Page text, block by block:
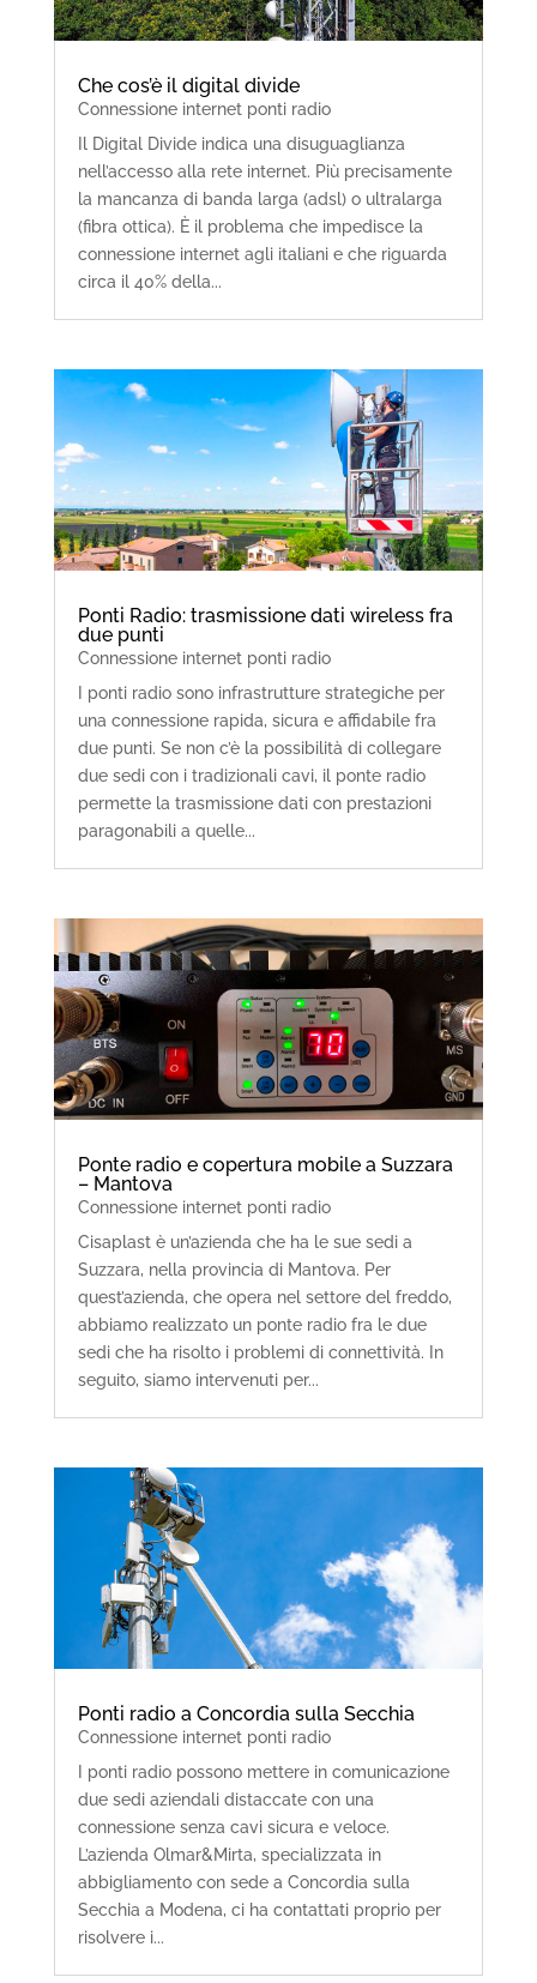
Che cos’è il digital divide
Connessione internet ponti radio
Il Digital Divide indica una disuguaglianza
nell’accesso alla rete internet. Più precisamente
la mancanza di banda larga (adsl) o ultralarga
(fibra ottica). È il problema che impedisce la
connessione internet agli italiani e che riguarda
circa il 40% della...
Ponti Radio: trasmissione dati wireless fra
due punti
Connessione internet ponti radio
I ponti radio sono infrastrutture strategiche per
una connessione rapida, sicura e affidabile fra
due punti. Se non c’è la possibilità di collegare
due sedi con i tradizionali cavi, il ponte radio
permette la trasmissione dati con prestazioni
paragonabili a quelle...
Ponte radio e copertura mobile a Suzzara
– Mantova
Connessione internet ponti radio
Cisaplast è un’azienda che ha le sue sedi a
Suzzara, nella provincia di Mantova. Per
quest’azienda, che opera nel settore del freddo,
abbiamo realizzato un ponte radio fra le due
sedi che ha risolto i problemi di connettività. In
seguito, siamo intervenuti per...
Ponti radio a Concordia sulla Secchia
Connessione internet ponti radio
I ponti radio possono mettere in comunicazione
due sedi aziendali distaccate con una
connessione senza cavi sicura e veloce.
L’azienda Olmar&Mirta, specializzata in
abbigliamento con sede a Concordia sulla
Secchia a Modena, ci ha contattati proprio per
risolvere i...